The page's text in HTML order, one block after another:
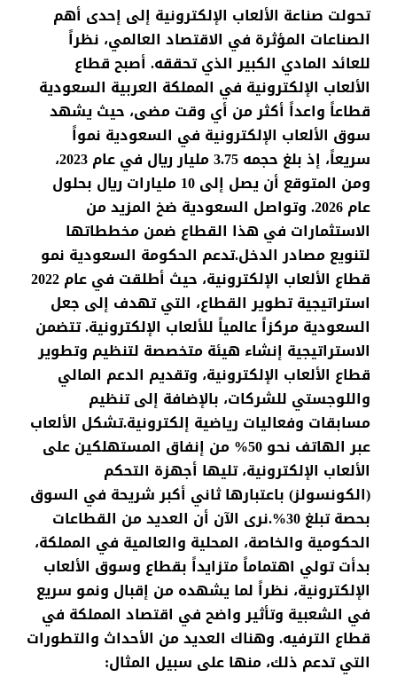
تحولت صناعة الألعاب الإلكترونية إلى إحدى أهم
الصناعات المؤثرة في الاقتصاد العالمي، نظراً
للعائد المادي الكبير الذي تحققه. أصبح قطاع
الألعاب الإلكترونية في المملكة العربية السعودية
قطاعاً واعداً أكثر من أي وقت مضى، حيث يشهد
سوق الألعاب الإلكترونية في السعودية نمواً
سريعاً، إذ بلغ حجمه 3.75 مليار ريال في عام 2023،
ومن المتوقع أن يصل إلى 10 مليارات ريال بحلول
عام 2026. وتواصل السعودية ضخ المزيد من
الاستثمارات في هذا القطاع ضمن مخططاتها
لتنويع مصادر الدخل.تدعم الحكومة السعودية نمو
قطاع الألعاب الإلكترونية، حيث أطلقت في عام 2022
استراتيجية تطوير القطاع، التي تهدف إلى جعل
السعودية مركزاً عالمياً للألعاب الإلكترونية. تتضمن
الاستراتيجية إنشاء هيئة متخصصة لتنظيم وتطوير
قطاع الألعاب الإلكترونية، وتقديم الدعم المالي
واللوجستي للشركات، بالإضافة إلى تنظيم
مسابقات وفعاليات رياضية إلكترونية.تشكل الألعاب
عبر الهاتف نحو 50% من إنفاق المستهلكين على
الألعاب الإلكترونية، تليها أجهزة التحكم
(الكونسولز) باعتبارها ثاني أكبر شريحة في السوق
بحصة تبلغ 30%.نرى الآن أن العديد من القطاعات
الحكومية والخاصة، المحلية والعالمية في المملكة،
بدأت تولي اهتماماً متزايداً بقطاع وسوق الألعاب
الإلكترونية، نظراً لما يشهده من إقبال ونمو سريع
في الشعبية وتأثير واضح في اقتصاد المملكة في
قطاع الترفيه. وهناك العديد من الأحداث والتطورات
التي تدعم ذلك، منها على سبيل المثال: